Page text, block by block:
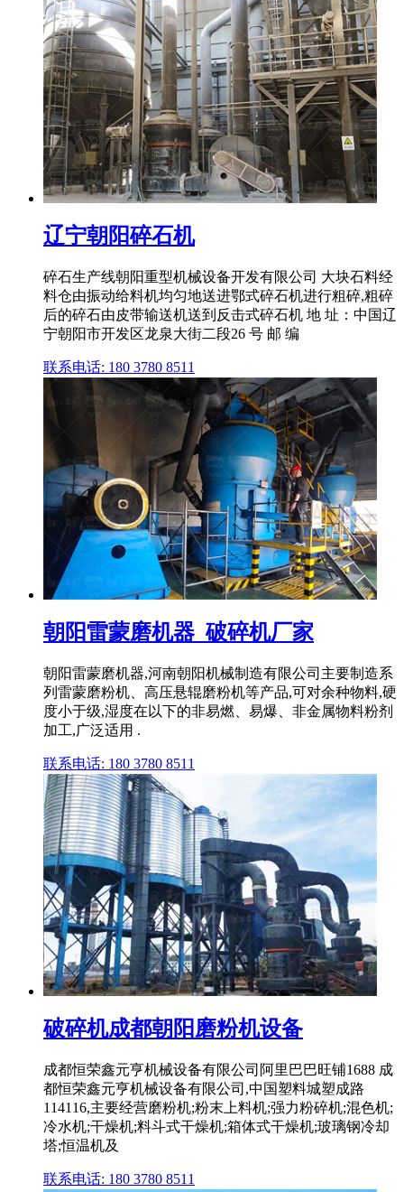
辽宁朝阳碎石机
碎石生产线朝阳重型机械设备开发有限公司 大块石料经
料仓由振动给料机均匀地送进鄂式碎石机进行粗碎,粗碎
后的碎石由皮带输送机送到反击式碎石机 地 址：中国辽
宁朝阳市开发区龙泉大街二段26 号 邮 编
联系电话: 180 3780 8511
朝阳雷蒙磨机器_破碎机厂家
朝阳雷蒙磨机器,河南朝阳机械制造有限公司主要制造系
列雷蒙磨粉机、高压悬辊磨粉机等产品,可对余种物料,硬
度小于级,湿度在以下的非易燃、易爆、非金属物料粉剂
加工,广泛适用 .
联系电话: 180 3780 8511
破碎机成都朝阳磨粉机设备
成都恒荣鑫元亨机械设备有限公司阿里巴巴旺铺1688 成
都恒荣鑫元亨机械设备有限公司,中国塑料城塑成路
114116,主要经营磨粉机;粉末上料机;强力粉碎机;混色机;
冷水机;干燥机;料斗式干燥机;箱体式干燥机;玻璃钢冷却
塔;恒温机及
联系电话: 180 3780 8511